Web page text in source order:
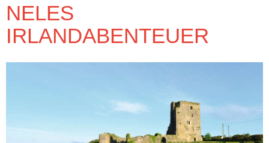
NELES
IRLANDABENTEUER